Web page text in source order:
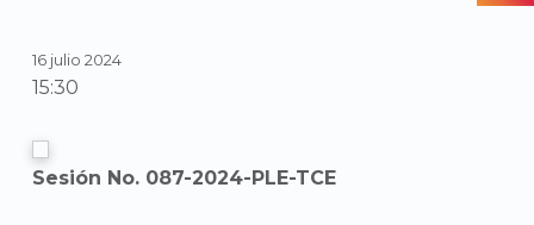
16 julio 2024
15:30
Sesión No. 087-2024-PLE-TCE